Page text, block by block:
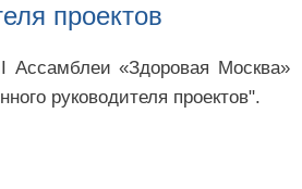
проектов
«Здоровая Москва»
руководителя проектов".